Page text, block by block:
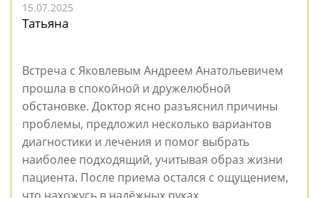
15.07.2025
Татьяна
Встреча с Яковлевым Андреем Анатольевичем
прошла в спокойной и дружелюбной
обстановке. Доктор ясно разъяснил причины
проблемы, предложил несколько вариантов
диагностики и лечения и помог выбрать
наиболее подходящий, учитывая образ жизни
пациента. После приема остался с ощущением,